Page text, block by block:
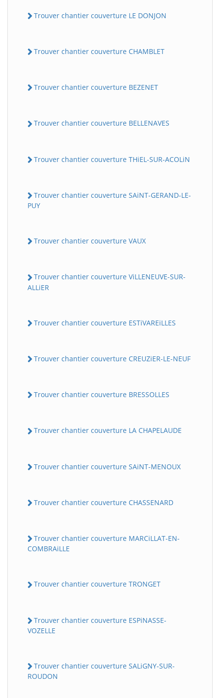
Trouver chantier couverture LE DONJON
Trouver chantier couverture CHAMBLET
Trouver chantier couverture BEZENET
Trouver chantier couverture BELLENAVES
Trouver chantier couverture THiEL-SUR-ACOLiN
Trouver chantier couverture SAiNT-GERAND-LE-
PUY
Trouver chantier couverture VAUX
Trouver chantier couverture ViLLENEUVE-SUR-
ALLiER
Trouver chantier couverture ESTiVAREiLLES
Trouver chantier couverture CREUZiER-LE-NEUF
Trouver chantier couverture BRESSOLLES
Trouver chantier couverture LA CHAPELAUDE
Trouver chantier couverture SAiNT-MENOUX
Trouver chantier couverture CHASSENARD
Trouver chantier couverture MARCiLLAT-EN-
COMBRAiLLE
Trouver chantier couverture TRONGET
Trouver chantier couverture ESPiNASSE-
VOZELLE
Trouver chantier couverture SALiGNY-SUR-
ROUDON